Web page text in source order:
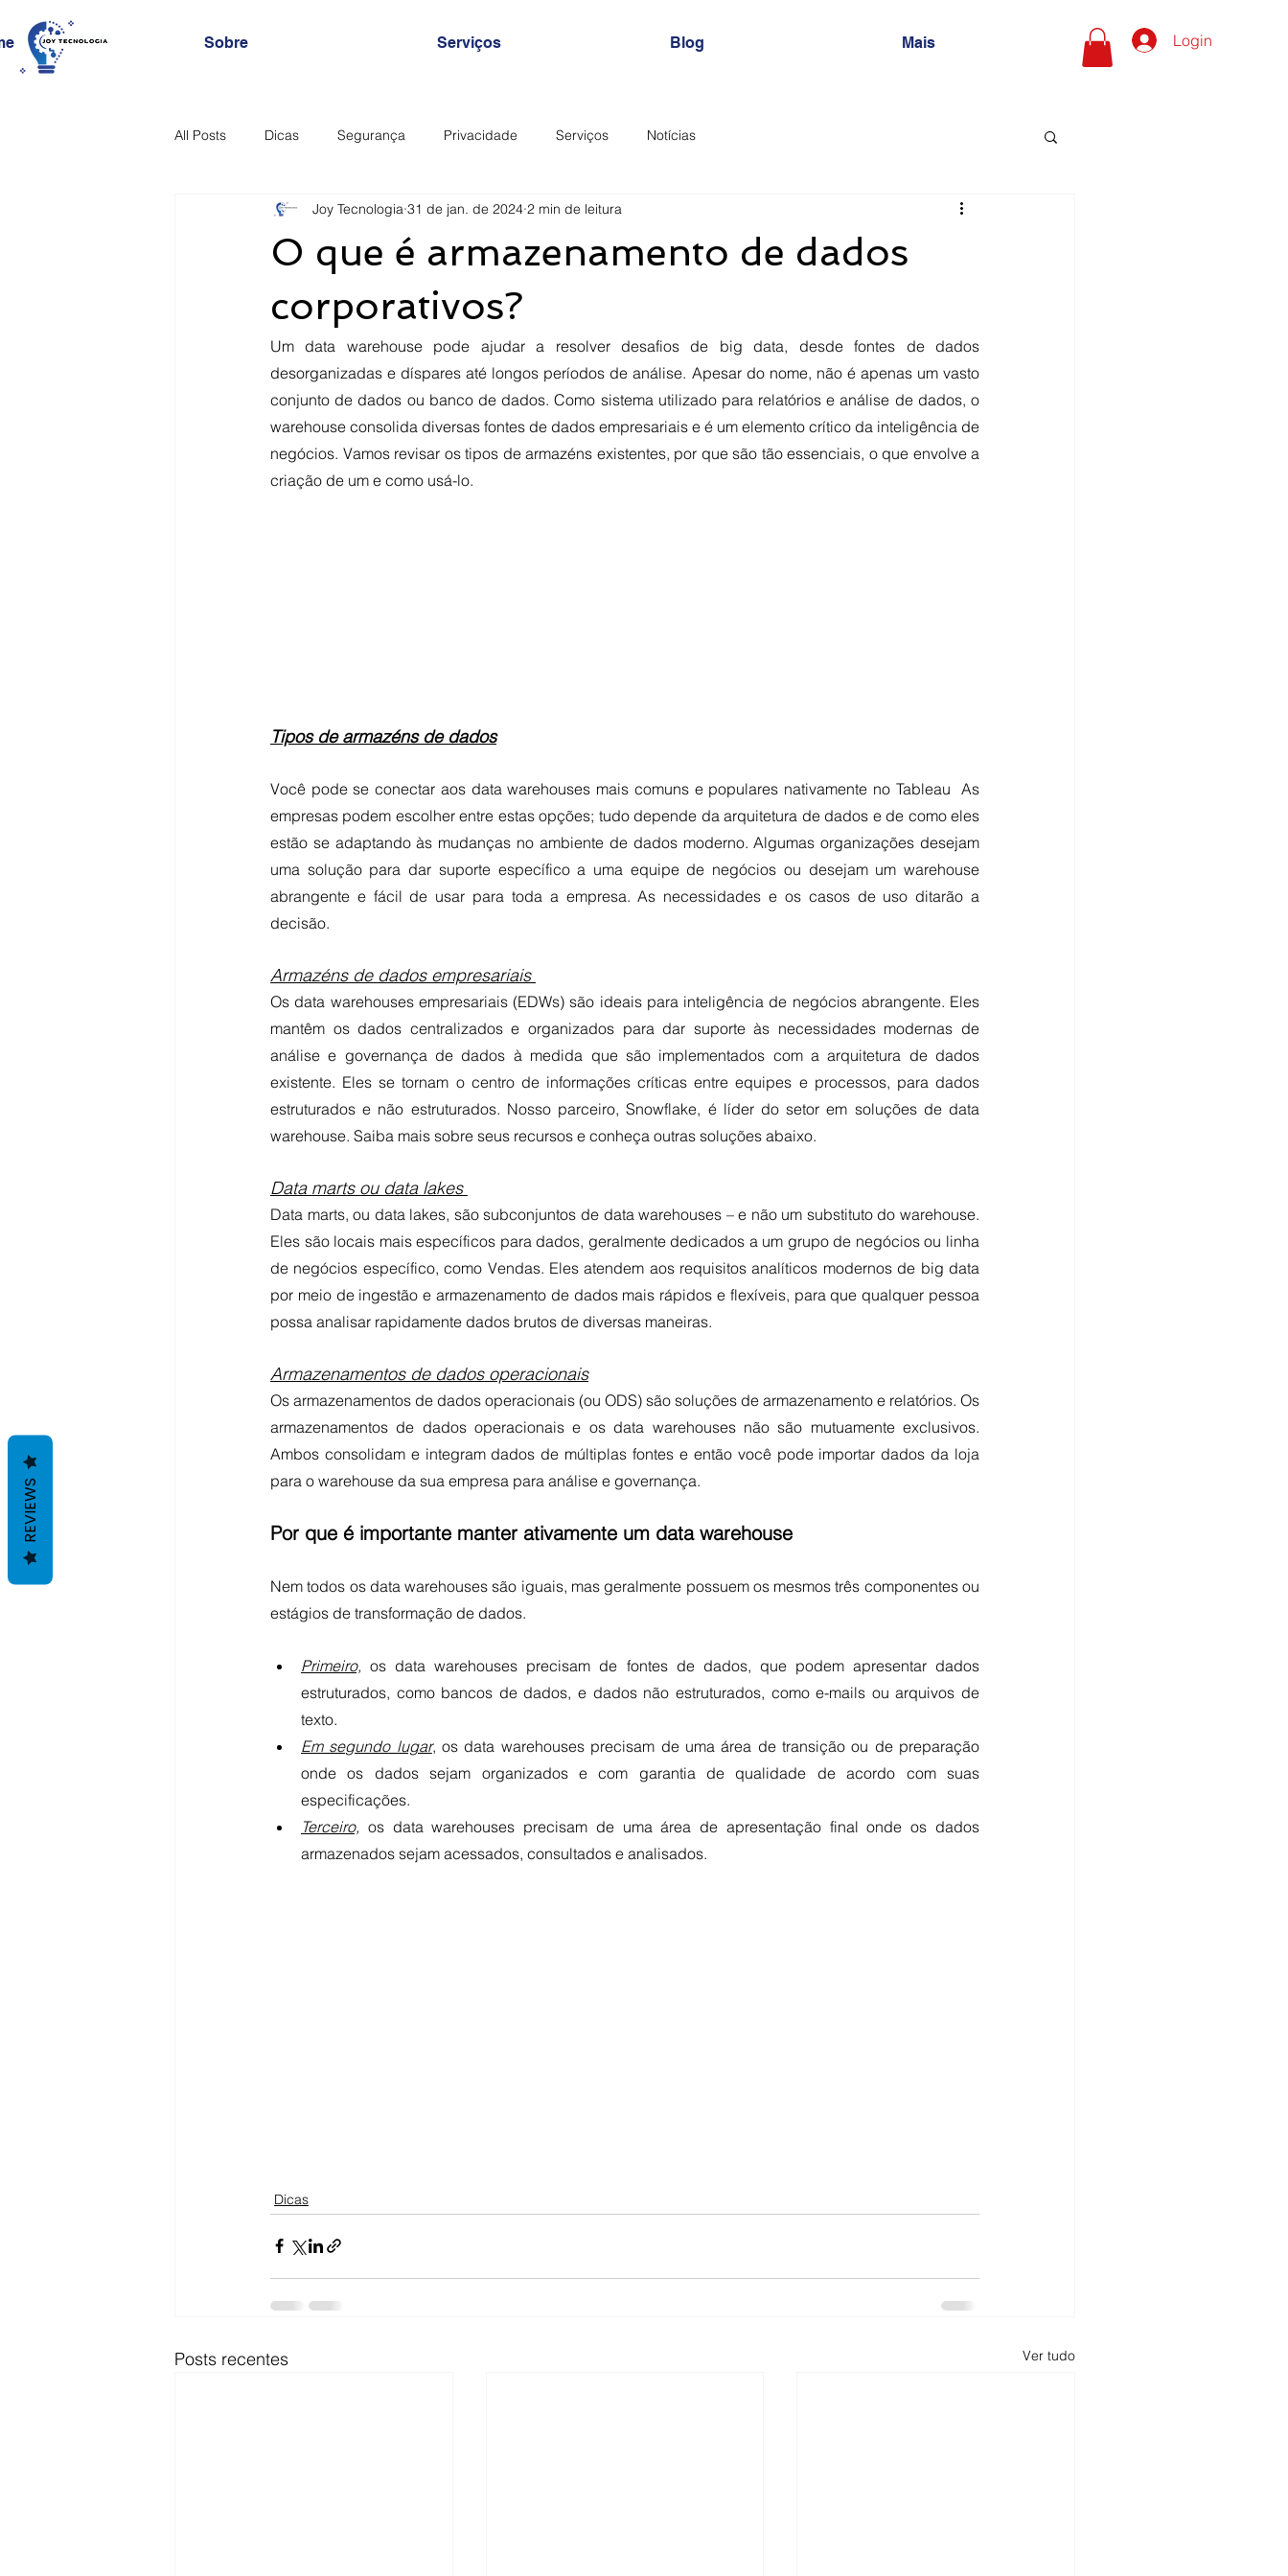
Sobre Serviços Blog Mais Login
All Posts Dicas Segurança Privacidade Serviços Notícias
O que é armazenamento de dados
corporativos?
Joy Tecnologia 31 de jan. de 2024 2 min de leitura
Um data warehouse pode ajudar a resolver desafios de big data, desde fontes de dados
desorganizadas e díspares até longos períodos de análise. Apesar do nome, não é apenas um vasto
conjunto de dados ou banco de dados. Como sistema utilizado para relatórios e análise de dados, o
warehouse consolida diversas fontes de dados empresariais e é um elemento crítico da inteligência de
negócios. Vamos revisar os tipos de armazéns existentes, por que são tão essenciais, o que envolve a
criação de um e como usá-lo.
Tipos de armazéns de dados
Você pode se conectar aos data warehouses mais comuns e populares nativamente no Tableau  As
empresas podem escolher entre estas opções; tudo depende da arquitetura de dados e de como eles
estão se adaptando às mudanças no ambiente de dados moderno. Algumas organizações desejam
uma solução para dar suporte específico a uma equipe de negócios ou desejam um warehouse
abrangente e fácil de usar para toda a empresa. As necessidades e os casos de uso ditarão a
decisão.
Armazéns de dados empresariais
Os data warehouses empresariais (EDWs) são ideais para inteligência de negócios abrangente. Eles
mantêm os dados centralizados e organizados para dar suporte às necessidades modernas de
análise e governança de dados à medida que são implementados com a arquitetura de dados
existente. Eles se tornam o centro de informações críticas entre equipes e processos, para dados
estruturados e não estruturados. Nosso parceiro, Snowflake, é líder do setor em soluções de data
warehouse. Saiba mais sobre seus recursos e conheça outras soluções abaixo.
Data marts ou data lakes
Data marts, ou data lakes, são subconjuntos de data warehouses – e não um substituto do warehouse.
Eles são locais mais específicos para dados, geralmente dedicados a um grupo de negócios ou linha
de negócios específico, como Vendas. Eles atendem aos requisitos analíticos modernos de big data
por meio de ingestão e armazenamento de dados mais rápidos e flexíveis, para que qualquer pessoa
possa analisar rapidamente dados brutos de diversas maneiras.
Armazenamentos de dados operacionais
Os armazenamentos de dados operacionais (ou ODS) são soluções de armazenamento e relatórios. Os
armazenamentos de dados operacionais e os data warehouses não são mutuamente exclusivos.
Ambos consolidam e integram dados de múltiplas fontes e então você pode importar dados da loja
para o warehouse da sua empresa para análise e governança.
Por que é importante manter ativamente um data warehouse
Nem todos os data warehouses são iguais, mas geralmente possuem os mesmos três componentes ou
estágios de transformação de dados.
Primeiro, os data warehouses precisam de fontes de dados, que podem apresentar dados
estruturados, como bancos de dados, e dados não estruturados, como e-mails ou arquivos de
texto.
Em segundo lugar, os data warehouses precisam de uma área de transição ou de preparação
onde os dados sejam organizados e com garantia de qualidade de acordo com suas
especificações.
Terceiro, os data warehouses precisam de uma área de apresentação final onde os dados
armazenados sejam acessados, consultados e analisados.
Dicas
Posts recentes Ver tudo
REVIEWS